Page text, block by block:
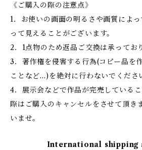
《ご購入の際の注意点》
1．お使いの画面の明るさや画質によ
って見えることがございます。
2．1点物のため返品ご交換は承ってお
3．著作権を侵害する行為(コピー品を
ことなど…)を絶対に行わないでくださ
4．展示会などで作品が完売している
際はご購入のキャンセルをさせて頂き
いませ。
International shipping